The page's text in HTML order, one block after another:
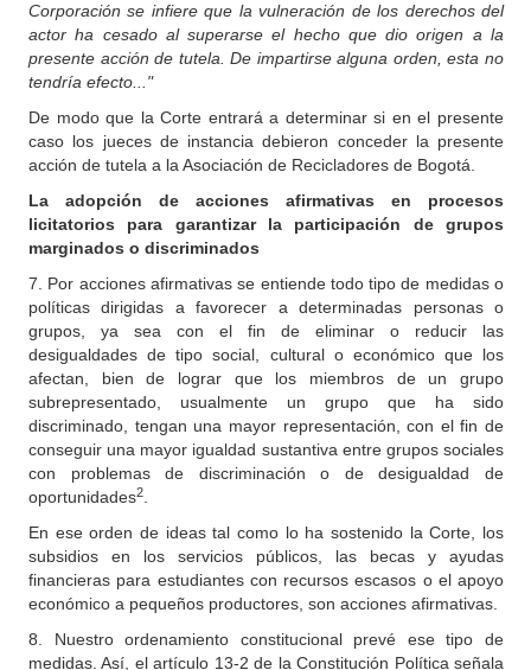
Corporación se infiere que la vulneración de los derechos del
actor ha cesado al superarse el hecho que dio origen a la
presente acción de tutela. De impartirse alguna orden, esta no
tendría efecto..."
De modo que la Corte entrará a determinar si en el presente
caso los jueces de instancia debieron conceder la presente
acción de tutela a la Asociación de Recicladores de Bogotá.
La adopción de acciones afirmativas en procesos
licitatorios para garantizar la participación de grupos
marginados o discriminados
7. Por acciones afirmativas se entiende todo tipo de medidas o
políticas dirigidas a favorecer a determinadas personas o
grupos, ya sea con el fin de eliminar o reducir las
desigualdades de tipo social, cultural o económico que los
afectan, bien de lograr que los miembros de un grupo
subrepresentado, usualmente un grupo que ha sido
discriminado, tengan una mayor representación, con el fin de
conseguir una mayor igualdad sustantiva entre grupos sociales
con problemas de discriminación o de desigualdad de
oportunidades2
En ese orden de ideas tal como lo ha sostenido la Corte, los
subsidios en los servicios públicos, las becas y ayudas
financieras para estudiantes con recursos escasos o el apoyo
económico a pequeños productores, son acciones afirmativas.
8. Nuestro ordenamiento constitucional prevé ese tipo de
medidas. Así, el artículo 13-2 de la Constitución Política señala